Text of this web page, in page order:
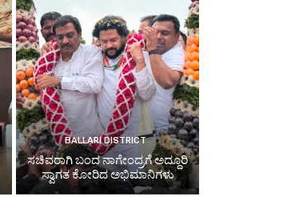
BALLARI DISTRICT
ಸಚಿವರಾಗಿ ಬಂದ ನಾಗೇಂದ್ರಗೆ ಅದ್ದೂರಿ
ಸ್ವಾಗತ ಕೋರಿದ ಅಭಿಮಾನಿಗಳು